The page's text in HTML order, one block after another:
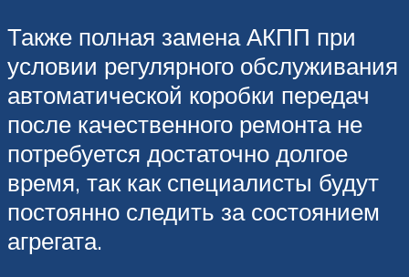
Также полная замена АКПП при
условии регулярного обслуживания
автоматической коробки передач
после качественного ремонта не
потребуется достаточно долгое
время, так как специалисты будут
постоянно следить за состоянием
агрегата.